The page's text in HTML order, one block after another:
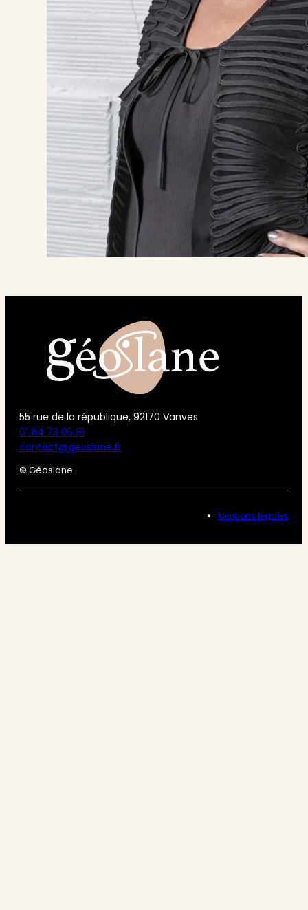
55 rue de la république, 92170 Vanves
01 84 73 05 81
contact@geoslane.fr
© Géoslane
Mentions légales